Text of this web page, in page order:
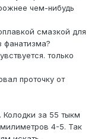
чем-нибудь
смазкой для
фанатизма?
только
проточку от
за 55 тыкм
4-5. Так